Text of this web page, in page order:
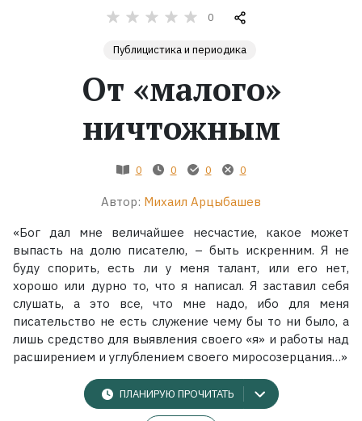
Экранизации
Коллекции
0
Публицистика и периодика
От «малого»
ничтожным
0 0 0 0
Автор: Михаил Арцыбашев
«Бог дал мне величайшее несчастие, какое может
выпасть на долю писателю, – быть искренним. Я не
буду спорить, есть ли у меня талант, или его нет,
хорошо или дурно то, что я написал. Я заставил себя
слушать, а это все, что мне надо, ибо для меня
писательство не есть служение чему бы то ни было, а
лишь средство для выявления своего «я» и работы над
расширением и углублением своего миросозерцания…»
ПЛАНИРУЮ ПРОЧИТАТЬ